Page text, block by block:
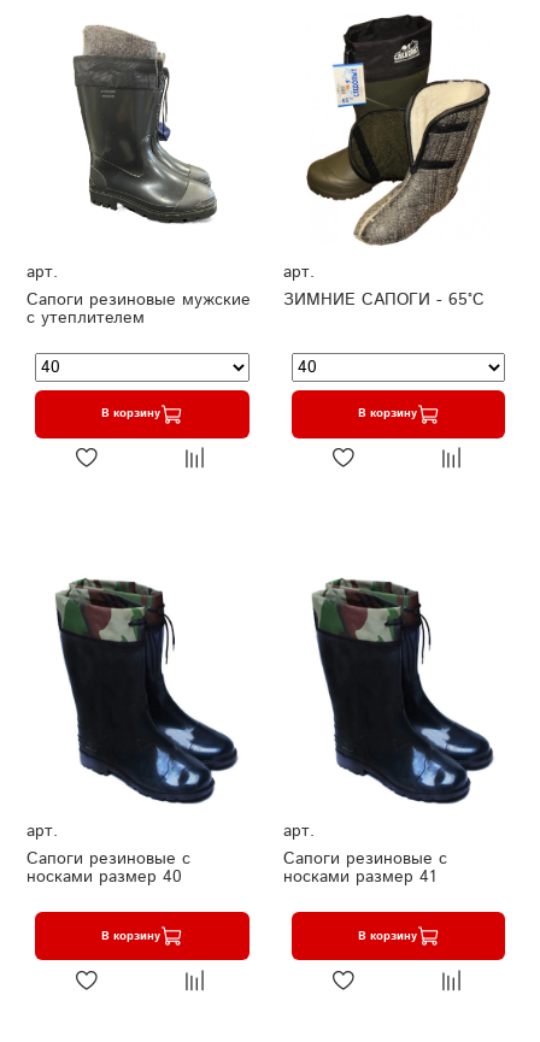
арт.
Сапоги резиновые мужские
с утеплителем
В корзину
арт.
ЗИМНИЕ САПОГИ - 65°C
В корзину
арт.
Сапоги резиновые с
носками размер 40
В корзину
арт.
Сапоги резиновые с
носками размер 41
В корзину